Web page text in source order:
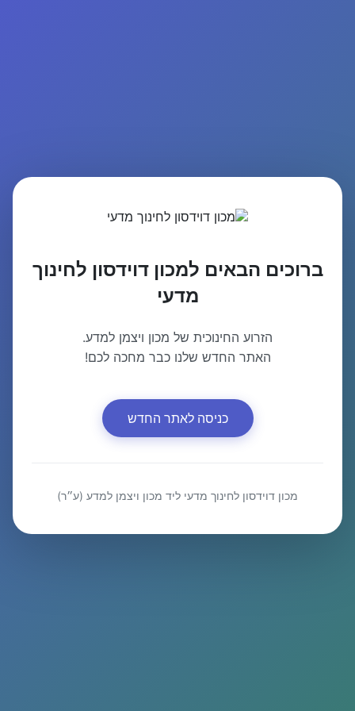
ברוכים הבאים למכון דוידסון לחינוך
מדעי
הזרוע החינוכית של מכון ויצמן למדע.
האתר החדש שלנו כבר מחכה לכם!
כניסה לאתר החדש
מכון דוידסון לחינוך מדעי ליד מכון ויצמן למדע (ע״ר)